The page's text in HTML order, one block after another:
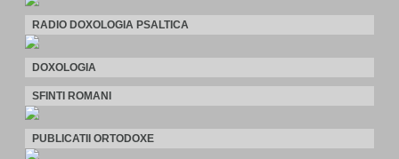
RADIO DOXOLOGIA PSALTICA
DOXOLOGIA
SFINTI ROMANI
PUBLICATII ORTODOXE